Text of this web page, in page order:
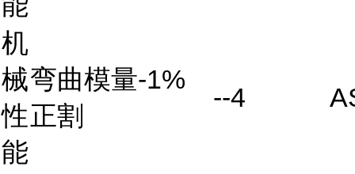
机
械
性
能
弯曲模量-1%
正割
--4